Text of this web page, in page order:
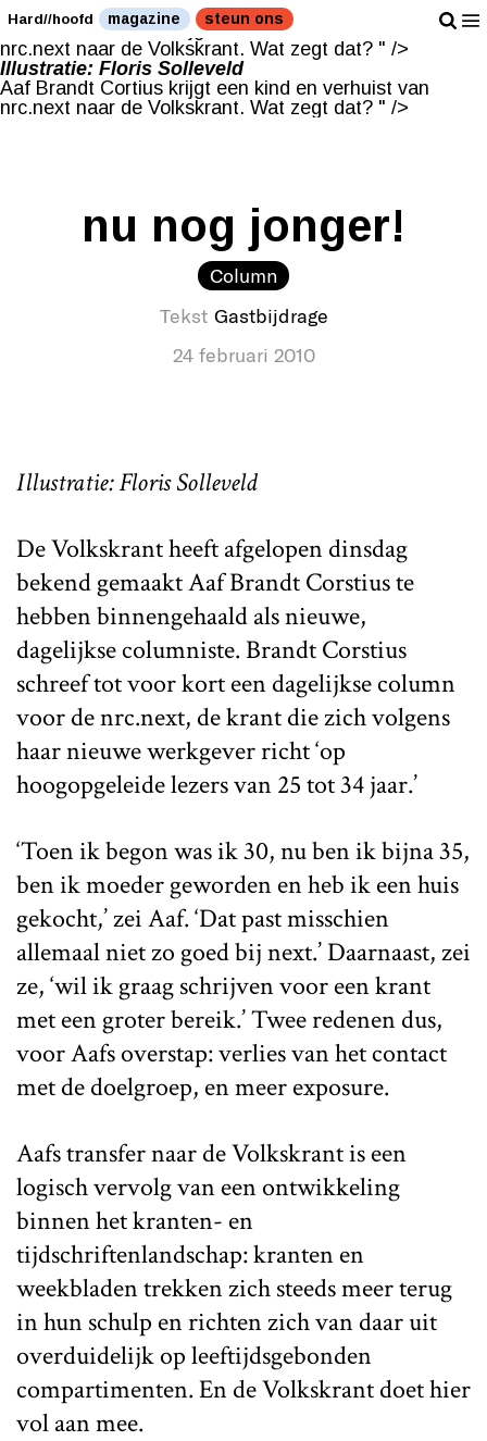
Illustratie: Floris Solleveld
Aaf Brandt Cortius krijgt een kind en verhuist van
nrc.next naar de Volkskrant. Wat zegt dat? " />
Illustratie: Floris Solleveld
Aaf Brandt Cortius krijgt een kind en verhuist van
nrc.next naar de Volkskrant. Wat zegt dat? " />
Hard//hoofd magazine steun ons
nu nog jonger!
Column
Tekst Gastbijdrage
24 februari 2010
Illustratie: Floris Solleveld
De Volkskrant heeft afgelopen dinsdag
bekend gemaakt Aaf Brandt Corstius te
hebben binnengehaald als nieuwe,
dagelijkse columniste. Brandt Corstius
schreef tot voor kort een dagelijkse column
voor de nrc.next, de krant die zich volgens
haar nieuwe werkgever richt ‘op
hoogopgeleide lezers van 25 tot 34 jaar.’
‘Toen ik begon was ik 30, nu ben ik bijna 35,
ben ik moeder geworden en heb ik een huis
gekocht,’ zei Aaf. ‘Dat past misschien
allemaal niet zo goed bij next.’ Daarnaast, zei
ze, ‘wil ik graag schrijven voor een krant
met een groter bereik.’ Twee redenen dus,
voor Aafs overstap: verlies van het contact
met de doelgroep, en meer exposure.
Aafs transfer naar de Volkskrant is een
logisch vervolg van een ontwikkeling
binnen het kranten- en
tijdschriftenlandschap: kranten en
weekbladen trekken zich steeds meer terug
in hun schulp en richten zich van daar uit
overduidelijk op leeftijdsgebonden
compartimenten. En de Volkskrant doet hier
vol aan mee.